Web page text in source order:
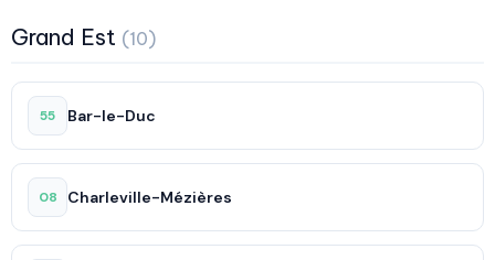
Grand Est (10)
55 Bar-le-Duc
08 Charleville-Mézières